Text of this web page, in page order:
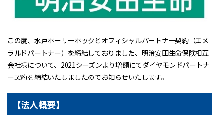
この度、水戸ホーリーホックとオフィシャルパートナー契約（エメ
ラルドパートナー）を締結しておりました、明治安田生命保険相互
会社様について、2021シーズンより増額にてダイヤモンドパートナ
ー契約を締結いたしましたのでお知らせいたします。
【法人概要】